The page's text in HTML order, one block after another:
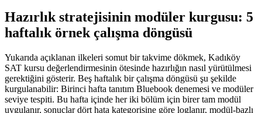
Hazırlık stratejisinin modüler kurgusu: 5
haftalık örnek çalışma döngüsü
Yukarıda açıklanan ilkeleri somut bir takvime dökmek, Kadıköy
SAT kursu değerlendirmesinin ötesinde hazırlığın nasıl yürütülmesi
gerektiğini gösterir. Beş haftalık bir çalışma döngüsü şu şekilde
kurgulanabilir: Birinci hafta tanıtım Bluebook denemesi ve modüler
seviye tespiti. Bu hafta içinde her iki bölüm için birer tam modül
uygulanır, sonuçlar dört hata kategorisine göre loglanır, modül-bazlı